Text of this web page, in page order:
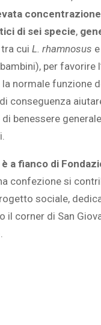
di sei specie,
cui L. rhamnosus e
per favorire
normale funzione
conseguenza
benessere
a fianco di
confezione si
sociale,
il corner di San